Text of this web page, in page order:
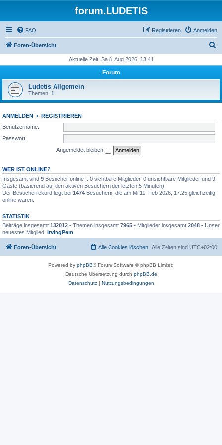
forum.LUDETIS
FAQ Anmelden
Registrieren
Foren-Übersicht
h
Aktuelle Zeit: Sa 8. Aug 2026, 13:41
Forum
Ludetis Allgemein
Themen: 1
ANMELDEN • REGISTRIEREN
Benutzername:
Passwort:
Angemeldet bleiben
WER IST ONLINE?
Insgesamt sind 9 Besucher online :: 0 sichtbare Mitglieder, 0 unsichtbare Mitglieder und 9
Gäste (basierend auf den aktiven Besuchern der letzten 5 Minuten)
Der Besucherrekord liegt bei 1474 Besuchern, die am Mi 11. Feb 2026, 17:25 gleichzeitig
online waren.
STATISTIK
Beiträge insgesamt 132012 • Themen insgesamt 7965 • Mitglieder insgesamt 2048 • Unser
neuestes Mitglied: IrvingPem
Foren-Übersicht Alle Zeiten sind UTC+02:00
Alle Cookies löschen
Powered by phpBB® Forum Software © phpBB Limited
Deutsche Übersetzung durch phpBB.de
Datenschutz| Nutzungsbedingungen